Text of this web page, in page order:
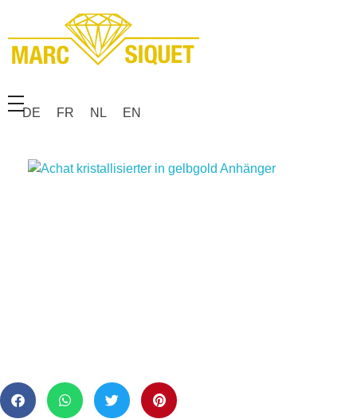
DE FR NL EN